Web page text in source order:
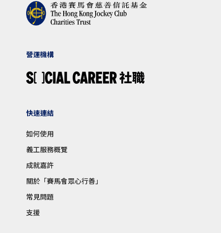
營運機構
快速連結
如何使用
義工服務概覽
成就嘉許
關於「賽馬會眾心行善」
常見問題
支援